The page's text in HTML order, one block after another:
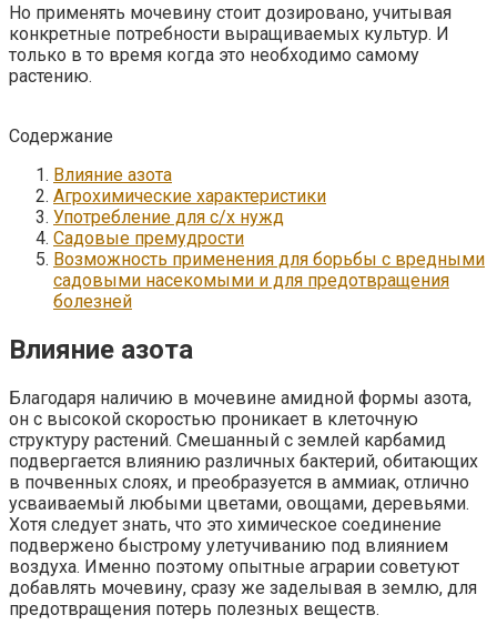
Но применять мочевину стоит дозировано, учитывая
конкретные потребности выращиваемых культур. И
только в то время когда это необходимо самому
растению.
Содержание
Влияние азота
Агрохимические характеристики
Употребление для с/х нужд
Садовые премудрости
Возможность применения для борьбы с вредными
садовыми насекомыми и для предотвращения
болезней
Влияние азота
Благодаря наличию в мочевине амидной формы азота,
он с высокой скоростью проникает в клеточную
структуру растений. Смешанный с землей карбамид
подвергается влиянию различных бактерий, обитающих
в почвенных слоях, и преобразуется в аммиак, отлично
усваиваемый любыми цветами, овощами, деревьями.
Хотя следует знать, что это химическое соединение
подвержено быстрому улетучиванию под влиянием
воздуха. Именно поэтому опытные аграрии советуют
добавлять мочевину, сразу же заделывая в землю, для
предотвращения потерь полезных веществ.